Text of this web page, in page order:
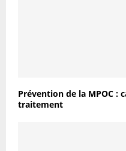
Prévention de la MPOC :
traitement